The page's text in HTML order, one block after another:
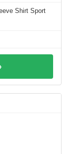
Shirt Sport